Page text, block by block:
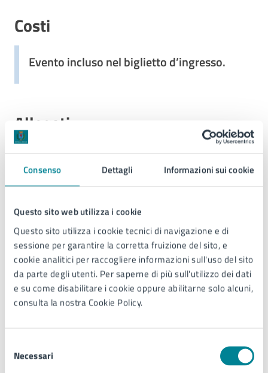
Consenso Dettagli Informazioni sui cookie
Questo sito web utilizza i cookie
Questo sito utilizza i cookie tecnici di navigazione e di
sessione per garantire la corretta fruizione del sito, e
cookie analitici per raccogliere informazioni sull'uso del sito
da parte degli utenti. Per saperne di più sull'utilizzo dei dati
e su come disabilitare i cookie oppure abilitarne solo alcuni,
consulta la nostra Cookie Policy.
delNecessari
Costi
Evento incluso nel biglietto d’ingresso.
Allegati
Ulteriori informazioni
web:JMuseo - Il Nuovo Museo di Jesolo
E-mail:info@jmuseo.it
Tel: +39 0421 911622